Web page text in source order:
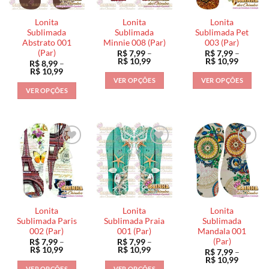
Lonita
Sublimada
Abstrato 001
(Par)
R$8,99 –
R$ 10,99Faixa
preço:
R$ 8,99
através
VER OPÇÕES
tem
várias
variantes.
As
opções
podem
ser
escolhidas
na
página
do
Lonita
Sublimada
Minnie 008 (Par)
R$7,99 –
R$ 10,99Faixa
preço:
R$ 7,99
através
VER OPÇÕES
várias
variantes.
As
opções
podem
ser
escolhidas
na
página
do
produto
Lonita
Sublimada Pet
003 (Par)
R$7,99 –
R$ 10,99Faixa
preço:
R$ 7,99
através
VER OPÇÕES
várias
variantes.
As
opções
podem
ser
escolhidas
na
página
do
produto
Lonita
Sublimada Paris
002 (Par)
R$7,99 –
R$ 10,99Faixa
preço:
Lonita
Sublimada Praia
001 (Par)
R$7,99 –
R$ 10,99Faixa
preço:
Lonita
Sublimada
Mandala 001
(Par)
R$7,99 –
R$ 10,99Faixa